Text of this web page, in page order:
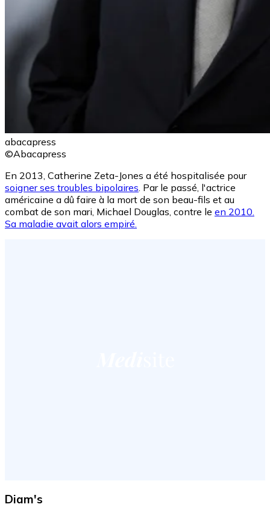
abacapress
©Abacapress
En 2013, Catherine Zeta-Jones a été hospitalisée pour
soigner ses troubles bipolaires. Par le passé, l'actrice
américaine a dû faire à la mort de son beau-fils et au
combat de son mari, Michael Douglas, contre le en 2010.
Sa maladie avait alors empiré.
Diam's